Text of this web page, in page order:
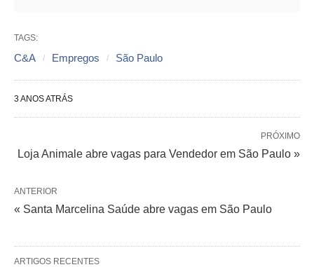
TAGS:
C&A Empregos São Paulo
3 ANOS ATRÁS
PRÓXIMO
Loja Animale abre vagas para Vendedor em São Paulo »
ANTERIOR
« Santa Marcelina Saúde abre vagas em São Paulo
ARTIGOS RECENTES